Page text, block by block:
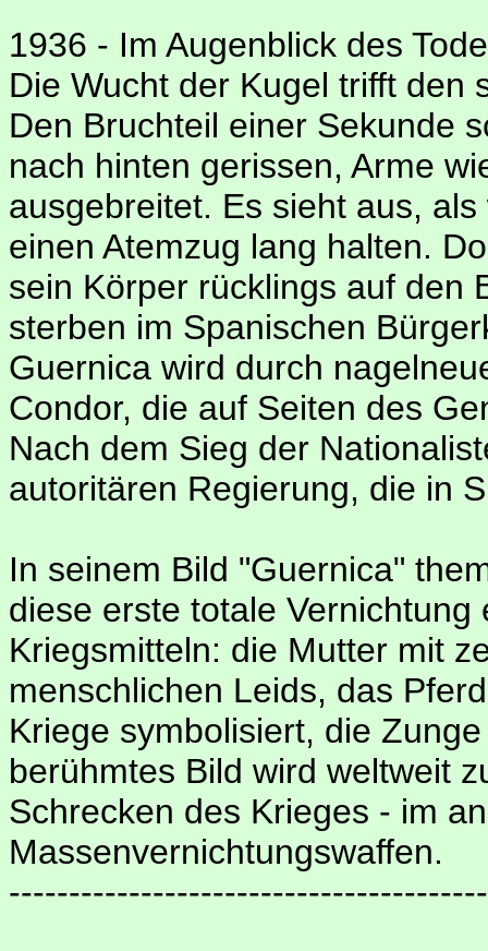
1936 - Im Augenblick des
Die Wucht der Kugel trifft den
Den Bruchteil einer Sekunde
nach hinten gerissen, Arme
ausgebreitet. Es sieht aus,
einen Atemzug lang halten.
sein Körper rücklings auf den
sterben im Spanischen
Guernica wird durch
Condor, die auf Seiten des
Nach dem Sieg der
autoritären Regierung, die in
In seinem Bild "Guernica"
diese erste totale
Kriegsmitteln: die Mutter mit
menschlichen Leids, das
Kriege symbolisiert, die
berühmtes Bild wird weltweit
Schrecken des Krieges - im
Massenvernichtungswaffen.